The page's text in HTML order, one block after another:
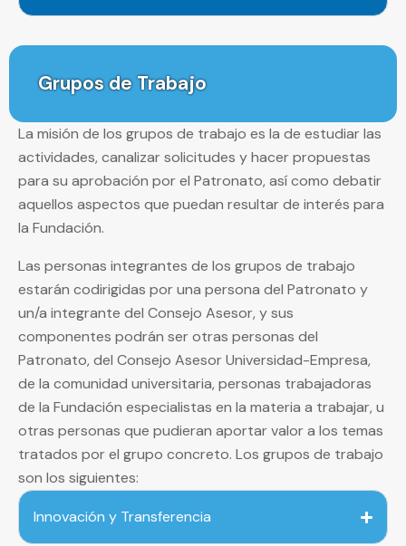
Grupos de Trabajo
La misión de los grupos de trabajo es la de estudiar las
actividades, canalizar solicitudes y hacer propuestas
para su aprobación por el Patronato, así como debatir
aquellos aspectos que puedan resultar de interés para
la Fundación.
Las personas integrantes de los grupos de trabajo
estarán codirigidas por una persona del Patronato y
un/a integrante del Consejo Asesor, y sus
componentes podrán ser otras personas del
Patronato, del Consejo Asesor Universidad-Empresa,
de la comunidad universitaria, personas trabajadoras
de la Fundación especialistas en la materia a trabajar, u
otras personas que pudieran aportar valor a los temas
tratados por el grupo concreto. Los grupos de trabajo
son los siguientes:
Innovación y Transferencia